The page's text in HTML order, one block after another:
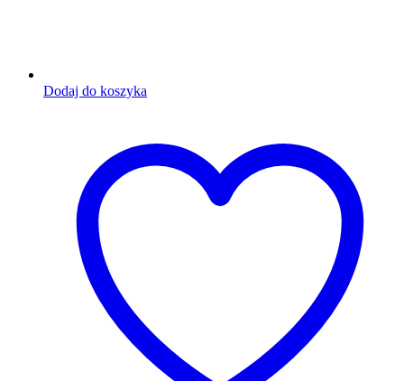
Dodaj do koszyka